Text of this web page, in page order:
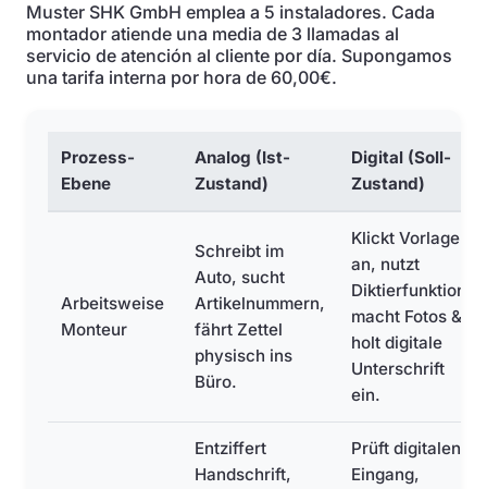
Muster SHK GmbH emplea a 5 instaladores. Cada
montador atiende una media de 3 llamadas al
servicio de atención al cliente por día. Supongamos
una tarifa interna por hora de 60,00€.
Prozess-
Ebene
Analog (Ist-
Zustand)
Digital (Soll-
Zustand)
Arbeitsweise
Monteur
Schreibt im
Auto, sucht
Artikelnummern,
fährt Zettel
physisch ins
Büro.
Klickt Vorlagen
an, nutzt
Diktierfunktion,
macht Fotos &
holt digitale
Unterschrift
ein.
Entziffert
Handschrift,
Prüft digitalen
Eingang,